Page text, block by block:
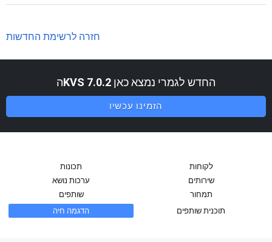
חזרה לרשימת החדשות
הKVS 7.0.2 החדש לגמרי נמצא כאן
הזמינו עכשיו
תכונות
לקוחות
ערכות נושא
שירותים
שותפים
תמחור
הדגמה חיה
תוכנית שותפים